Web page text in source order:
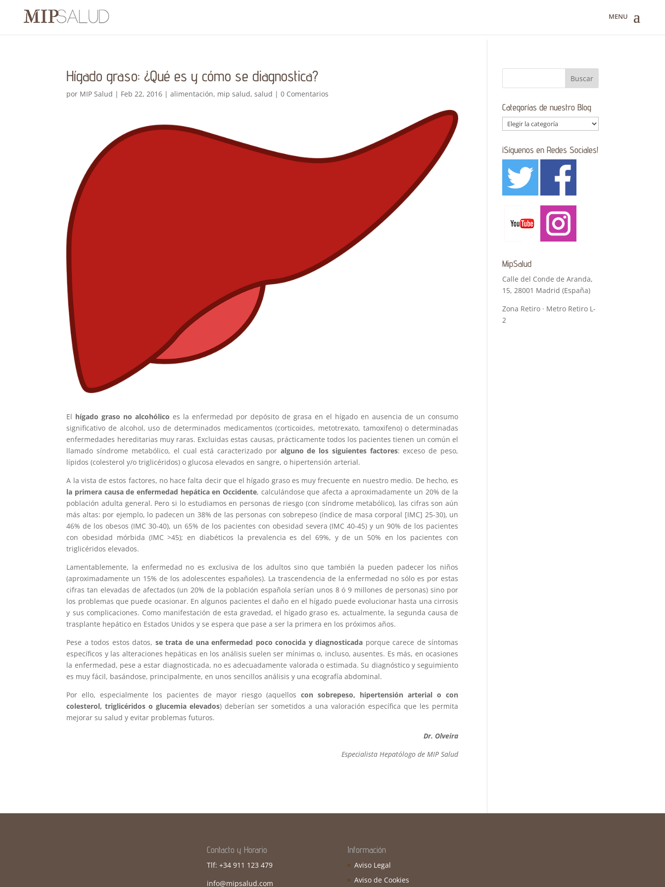
Hígado graso: ¿Qué es y cómo se diagnostica?
por MIP Salud | Feb 22, 2016 |alimentación, mip salud,salud |0 Comentarios
El hígado graso no alcohólico es la enfermedad por depósito de grasa en el hígado en ausencia de un consumo
significativo de alcohol, uso de determinados medicamentos (corticoides, metotrexato, tamoxifeno) o determinadas
enfermedades hereditarias muy raras. Excluidas estas causas, prácticamente todos los pacientes tienen un común el
llamado síndrome metabólico, el cual está caracterizado por alguno de los siguientes factores: exceso de peso,
lípidos (colesterol y/o triglicéridos) o glucosa elevados en sangre, o hipertensión arterial.
A la vista de estos factores, no hace falta decir que el hígado graso es muy frecuente en nuestro medio. De hecho, es
la primera causa de enfermedad hepática en Occidente, calculándose que afecta a aproximadamente un 20% de la
población adulta general. Pero si lo estudiamos en personas de riesgo (con síndrome metabólico), las cifras son aún
más altas: por ejemplo, lo padecen un 38% de las personas con sobrepeso (índice de masa corporal [IMC] 25-30), un
46% de los obesos (IMC 30-40), un 65% de los pacientes con obesidad severa (IMC 40-45) y un 90% de los pacientes
con obesidad mórbida (IMC >45); en diabéticos la prevalencia es del 69%, y de un 50% en los pacientes con
triglicéridos elevados.
Lamentablemente, la enfermedad no es exclusiva de los adultos sino que también la pueden padecer los niños
(aproximadamente un 15% de los adolescentes españoles). La trascendencia de la enfermedad no sólo es por estas
cifras tan elevadas de afectados (un 20% de la población española serían unos 8 ó 9 millones de personas) sino por
los problemas que puede ocasionar. En algunos pacientes el daño en el hígado puede evolucionar hasta una cirrosis
y sus complicaciones. Como manifestación de esta gravedad, el hígado graso es, actualmente, la segunda causa de
trasplante hepático en Estados Unidos y se espera que pase a ser la primera en los próximos años.
Pese a todos estos datos, se trata de una enfermedad poco conocida y diagnosticada porque carece de síntomas
específicos y las alteraciones hepáticas en los análisis suelen ser mínimas o, incluso, ausentes. Es más, en ocasiones
la enfermedad, pese a estar diagnosticada, no es adecuadamente valorada o estimada. Su diagnóstico y seguimiento
es muy fácil, basándose, principalmente, en unos sencillos análisis y una ecografía abdominal.
Por ello, especialmente los pacientes de mayor riesgo (aquelloscon sobrepeso, hipertensión arterial o con
colesterol, triglicéridos o glucemia elevados) deberían ser sometidos a una valoración específica que les permita
mejorar su salud y evitar problemas futuros.
Dr. Olveira
Especialista Hepatólogo de MIP Salud
Categorías de nuestro Blog
Categorías
de
nuestro
Blog
¡Síguenos en Redes Sociales!
MipSalud
Calle del Conde de Aranda,
15, 28001 Madrid (España)
Zona Retiro · Metro Retiro L-
2
Contacto y Horario
Tlf: +34 911 123 479
info@mipsalud.com
Información
Aviso Legal
Aviso de Cookies